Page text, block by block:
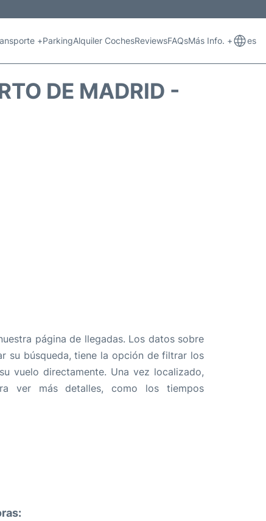
+ParkingAlquiler CochesReviewsFAQsMás Info. + es
DE MADRID -
página de llegadas. Los datos sobre
su búsqueda, tiene la opción de filtrar los
vuelo directamente. Una vez localizado,
ver más detalles, como los tiempos